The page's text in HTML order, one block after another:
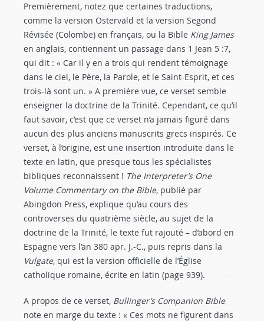
Premièrement, notez que certaines traductions,
comme la version Ostervald et la version Segond
Révisée (Colombe) en français, ou la Bible King James
en anglais, contiennent un passage dans 1 Jean 5 :7,
qui dit : « Car il y en a trois qui rendent témoignage
dans le ciel, le Père, la Parole, et le Saint-Esprit, et ces
trois-là sont un. » A première vue, ce verset semble
enseigner la doctrine de la Trinité. Cependant, ce qu’il
faut savoir, c’est que ce verset n’a jamais figuré dans
aucun des plus anciens manuscrits grecs inspirés. Ce
verset, à l’origine, est une insertion introduite dans le
texte en latin, que presque tous les spécialistes
bibliques reconnaissent ! The Interpreter’s One
Volume Commentary on the Bible, publié par
Abingdon Press, explique qu’au cours des
controverses du quatrième siècle, au sujet de la
doctrine de la Trinité, le texte fut rajouté – d’abord en
Espagne vers l’an 380 apr. J.-C., puis repris dans la
Vulgate, qui est la version officielle de l’Église
catholique romaine, écrite en latin (page 939).
A propos de ce verset, Bullinger’s Companion Bible
note en marge du texte : « Ces mots ne figurent dans